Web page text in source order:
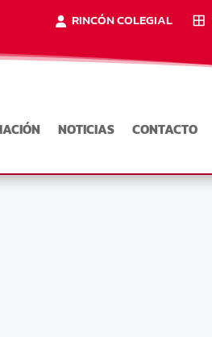
RINCÓN COLEGIAL
NOTICIAS CONTACTO